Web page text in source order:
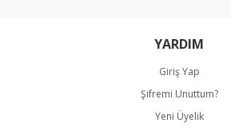
YARDIM
Giriş Yap
Şifremi Unuttum?
Yeni Üyelik